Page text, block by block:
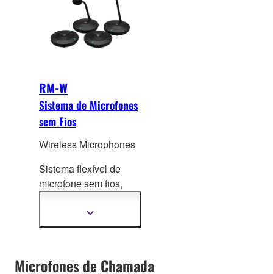
RM-W
Sistema de Microfones
sem Fios
Wireless Microphones
Sistema flexível de
microfone sem fios,
utilização da sala e do
tipo de reunião
Mostrar
Microfones de Chamada